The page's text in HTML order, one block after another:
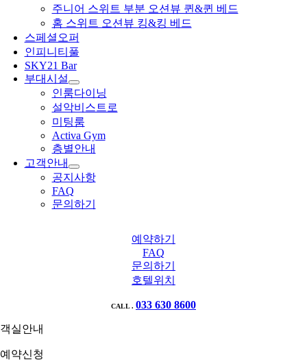
주니어 스위트 부분 오션뷰 퀸&퀸 베드
홈 스위트 오션뷰 킹&킹 베드
스페셜오퍼
인피니티풀
SKY21 Bar
부대시설
인룸다이닝
설악비스트로
미팅룸
Activa Gym
층별안내
고객안내
공지사항
FAQ
문의하기
예약하기
FAQ
문의하기
호텔위치
CALL . 033 630 8600
객실안내
예약신청